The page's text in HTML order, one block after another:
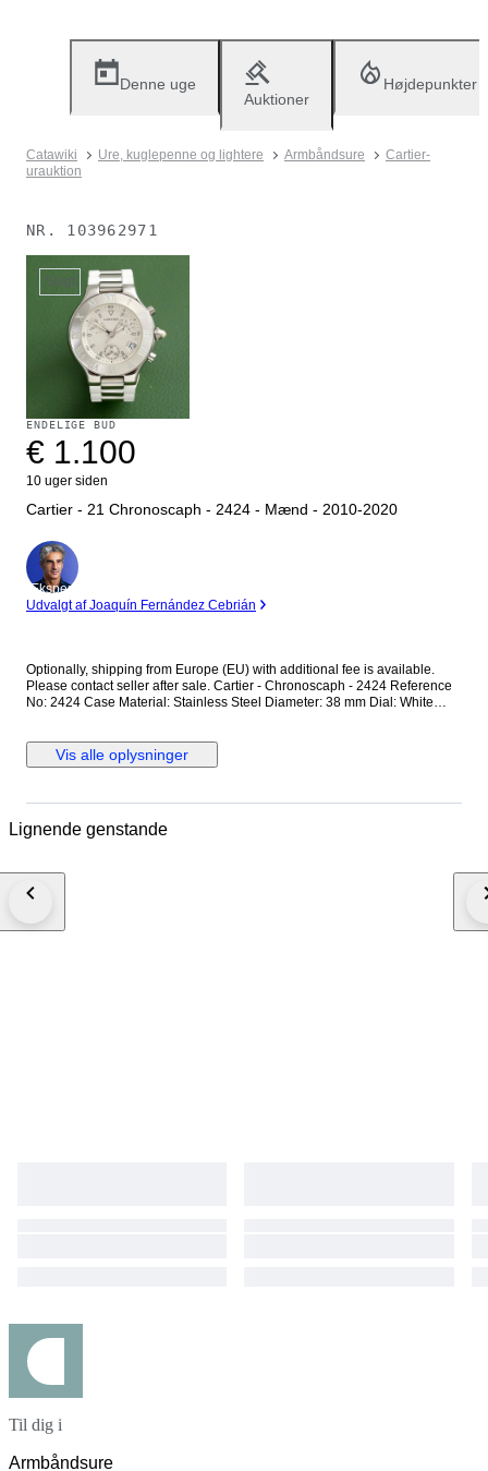
Denne uge
Auktioner
Højdepunkter
Catawiki Ure, kuglepenne og lightere Armbåndsure
Cartier-
urauktion
NR. 103962971
Solgt
ENDELIGE BUD
€ 1.100
10 uger siden
Cartier - 21 Chronoscaph - 2424 - Mænd - 2010-2020
Ekspert
Udvalgt af Joaquín Fernández Cebrián
Optionally, shipping from Europe (EU) with additional fee is available.
Please contact seller after sale. Cartier - Chronoscaph - 2424 Reference
No: 2424 Case Material: Stainless Steel Diameter: 38 mm Dial: White
to 17.5-18 cm wrist approximately Clasp: Hidden Deployment Case Back:
Solid Condition: Worn & Very good condition Movement: Quartz
Box / No Paper (The box that appears in the photos is my shooting
sure that the items finds you as soon as possible (takes usually 3-5 days
Vis alle oplysninger
Lignende genstande
Til dig i
Armbåndsure